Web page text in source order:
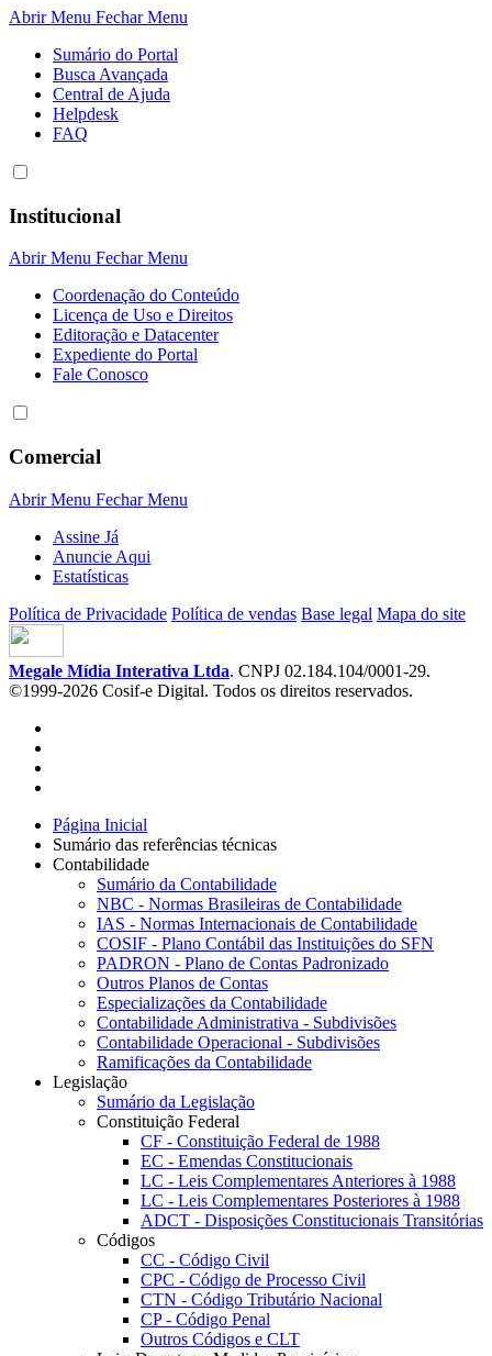
Abrir Menu Fechar Menu
Sumário do Portal
Busca Avançada
Central de Ajuda
Helpdesk
FAQ
Institucional
Abrir Menu Fechar Menu
Coordenação do Conteúdo
Licença de Uso e Direitos
Editoração e Datacenter
Expediente do Portal
Fale Conosco
Comercial
Abrir Menu Fechar Menu
Assine Já
Anuncie Aqui
Estatísticas
Política de Privacidade Política de vendas Base legal Mapa do site
Megale Mídia Interativa Ltda. CNPJ 02.184.104/0001-29.
©1999-2026 Cosif-e Digital. Todos os direitos reservados.
Página Inicial
Sumário das referências técnicas
Contabilidade
Sumário da Contabilidade
NBC - Normas Brasileiras de Contabilidade
IAS - Normas Internacionais de Contabilidade
COSIF - Plano Contábil das Instituições do SFN
PADRON - Plano de Contas Padronizado
Outros Planos de Contas
Especializações da Contabilidade
Contabilidade Administrativa - Subdivisões
Contabilidade Operacional - Subdivisões
Ramificações da Contabilidade
Legislação
Sumário da Legislação
Constituição Federal
CF - Constituição Federal de 1988
EC - Emendas Constitucionais
LC - Leis Complementares Anteriores à 1988
LC - Leis Complementares Posteriores à 1988
ADCT - Disposições Constitucionais Transitórias
Códigos
CC - Código Civil
CPC - Código de Processo Civil
CTN - Código Tributário Nacional
CP - Código Penal
Outros Códigos e CLT